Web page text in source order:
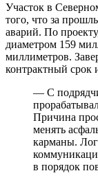
Участок в
того, что за
аварий. По
диаметром 159
миллиметров.
контрактный срок
— С
Причина
менять
карманы.
в порядок